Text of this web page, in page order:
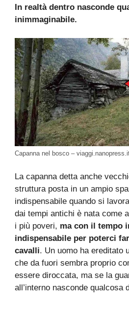
In realtà dentro nasconde
inimmaginabile.
Capanna nel bosco –
La capanna detta anche
struttura posta in un ampio
indispensabile quando si
dai tempi antichi è nata come
i più poveri, ma con il tempo
indispensabile per poterci
cavalli. Un uomo ha ereditato
che da fuori sembra proprio
essere diroccata, ma se la
all’interno nasconde qualcosa